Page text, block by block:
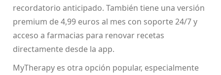
recordatorio anticipado. También tiene una versión
premium de 4,99 euros al mes con soporte 24/7 y
acceso a farmacias para renovar recetas
directamente desde la app.
MyTherapy es otra opción popular, especialmente